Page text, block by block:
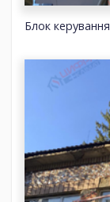
Блок керування